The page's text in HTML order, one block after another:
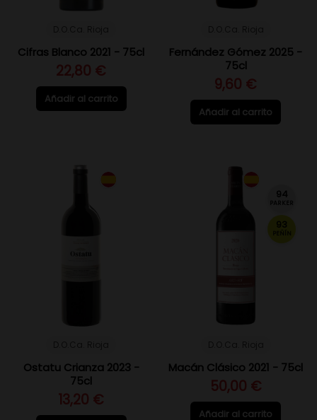
Cifras Blanco 2021 - 75cl
22,80 €
Añadir al carrito
Fernández Gómez 2025 -
75cl
9,60 €
Añadir al carrito
Ostatu Crianza 2023 -
75cl
13,20 €
94
PARKER
93
Macán Clásico 2021 - 75cl
50,00 €
Añadir al carrito